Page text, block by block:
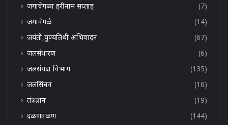
जगावेगळा हरींनाम सप्ताह
(7)
जगावेगळे
(14)
जयंती,पुण्यतिथी अभिवादन
(67)
जलसंधारण
(6)
जलसंपदा विभाग
(135)
जलसिंचन
(16)
तंत्रज्ञान
(19)
दळणवळण
(144)